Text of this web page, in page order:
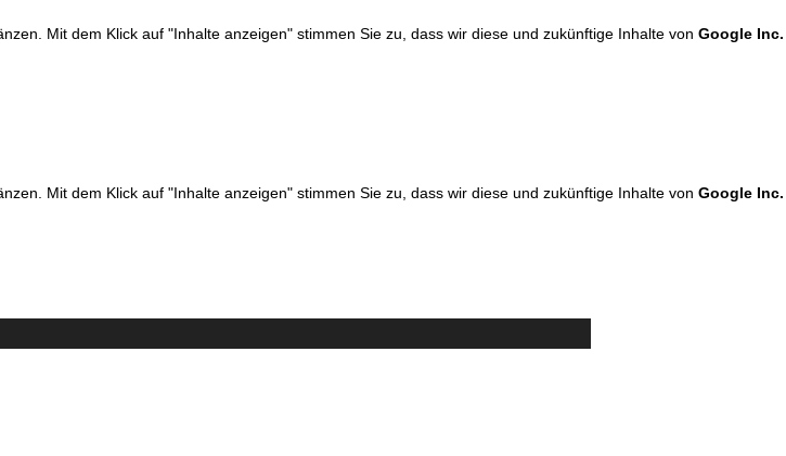
Mit dem Klick auf "Inhalte anzeigen" stimmen Sie zu, dass wir diese und zukünftige Inhalte von Google Inc.
Mit dem Klick auf "Inhalte anzeigen" stimmen Sie zu, dass wir diese und zukünftige Inhalte von Google Inc.